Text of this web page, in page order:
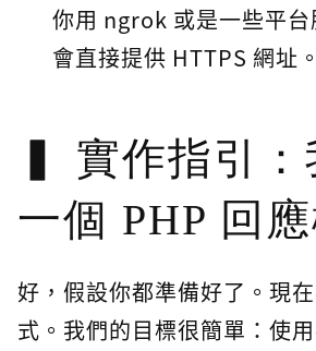
你用 ngrok 或是一些平
會直接提供 HTTPS 網址。
實作指引：
一個 PHP 回
好，假設你都準備好了。現
式。我們的目標很簡單：使